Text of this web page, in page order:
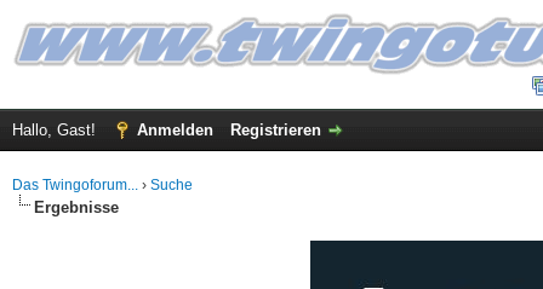
Hallo, Gast! Anmelden Registrieren
Das Twingoforum... › Suche
Ergebnisse